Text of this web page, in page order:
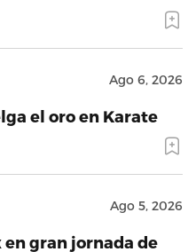
Ago 6, 2026
el oro en Karate
Ago 5, 2026
gran jornada de